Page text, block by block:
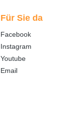
Für Sie da
Facebook
Instagram
Youtube
Email